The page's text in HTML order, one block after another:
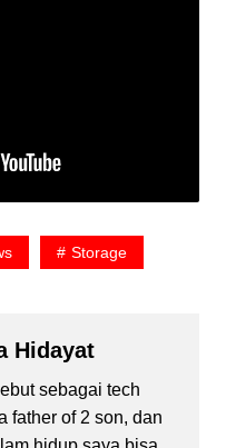
Storage
Hidayat
sebagai tech
father of 2 son, dan